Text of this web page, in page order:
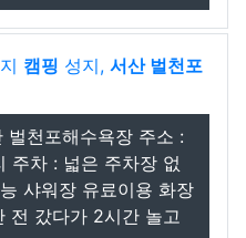
캠핑 성지, 서산 벌천포
벌천포해수욕장 주소 :
주차 : 넓은 주차장 없
샤워장 유료이용 화장
전 갔다가 2시간 놀고